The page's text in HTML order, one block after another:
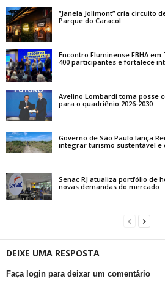
“Janela Jolimont” cria circuito
Parque do Caracol
Encontro Fluminense FBHA
400 participantes e fortalece
Avelino Lombardi toma posse
para o quadriênio 2026-2030
Governo de São Paulo lança
integrar turismo sustentável e
Senac RJ atualiza portfólio de
novas demandas do mercado
DEIXE UMA RESPOSTA
Faça login para deixar um comentário